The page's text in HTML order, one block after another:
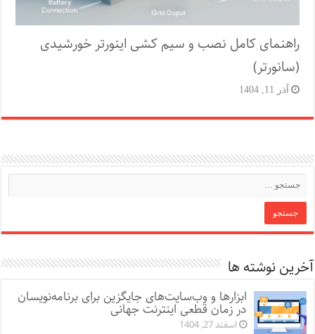
راهنمای کامل نصب و سیم کشی اینورتر خورشیدی
(سانورتر)
آذر 11, 1404
آخرین نوشته ها
ابزارها و وب‌سایت‌های جایگزین برای برنامه‌نویسان
در زمان قطعی اینترنت جهانی
اسفند 27, 1404